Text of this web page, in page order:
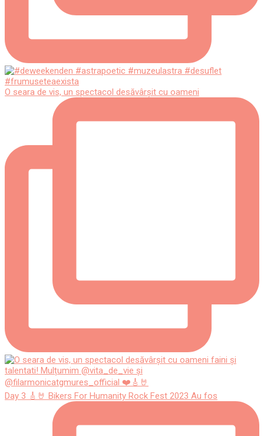
O seara de vis, un spectacol desăvârșit cu oameni
Day 3 🎸🤘 Bikers For Humanity Rock Fest 2023 Au fos